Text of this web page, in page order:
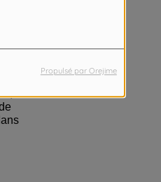
Propulsé par Orejime